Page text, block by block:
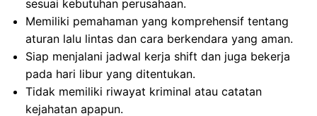
sesuai kebutuhan perusahaan.
Memiliki pemahaman yang komprehensif tentang
aturan lalu lintas dan cara berkendara yang aman.
Siap menjalani jadwal kerja shift dan juga bekerja
pada hari libur yang ditentukan.
Tidak memiliki riwayat kriminal atau catatan
kejahatan apapun.